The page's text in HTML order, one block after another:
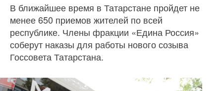
В ближайшее время в Татарстане пройдет не
менее 650 приемов жителей по всей
республике. Члены фракции «Едина Россия»
соберут наказы для работы нового созыва
Госсовета Татарстана.